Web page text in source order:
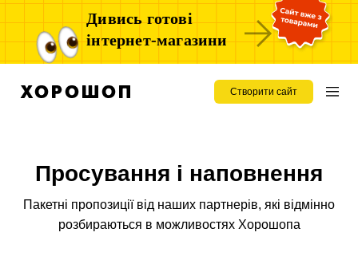
Дивись готові
інтернет-магазини
Створити сайт
Просування і наповнення
Пакетні пропозиції від наших партнерів, які відмінно
розбираються в можливостях Хорошопа